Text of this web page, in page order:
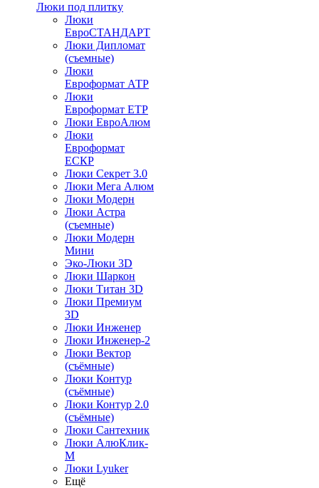
Люки под плитку
Люки
ЕвроСТАНДАРТ
Люки Дипломат
(съемные)
Люки
Евроформат АТР
Люки
Евроформат ЕТР
Люки ЕвроАлюм
Люки
Евроформат
ЕСКР
Люки Секрет 3.0
Люки Мега Алюм
Люки Модерн
Люки Астра
(съемные)
Люки Модерн
Мини
Эко-Люки 3D
Люки Шаркон
Люки Титан 3D
Люки Премиум
3D
Люки Инженер
Люки Инженер-2
Люки Вектор
(съёмные)
Люки Контур
(съёмные)
Люки Контур 2.0
(съёмные)
Люки Сантехник
Люки АлюКлик-
М
Люки Lyuker
Ещё